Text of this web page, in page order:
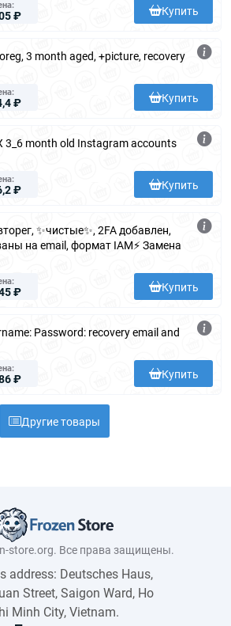
₽ Купить
3 month aged, +picture, recovery
₽ Купить
3_6 month old Instagram accounts
₽ Купить
✨чистые✨, 2FA добавлен,
на email, формат IAM⚡️ Замена
₽ Купить
Password: recovery email and
₽ Купить
Другие товары
store.org. Все права защищены.
address: Deutsches Haus,
Street, Saigon Ward, Ho
Minh City, Vietnam.